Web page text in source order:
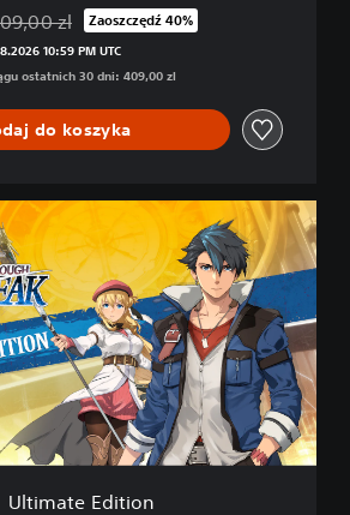
zniżkę z oryginalnej ceny
zl Zaoszczędź 40%
10:59 PM UTC
ostatnich 30 dni: 409,00 zl
do koszyka
Ultimate Edition